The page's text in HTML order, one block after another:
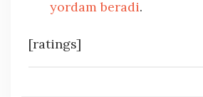
yordam beradi.
[ratings]